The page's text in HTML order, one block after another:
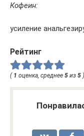
Кофеин:
усиление
Рейтинг
( 1 оценка, среднее 5 из 5 )